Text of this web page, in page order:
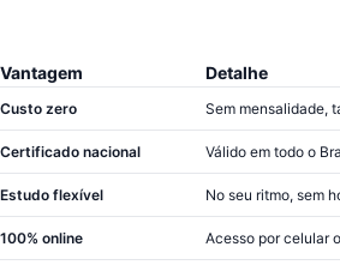
Vantagem Detalhe
Custo zero Sem mensalidade,
Certificado nacional Válido em todo o
Estudo flexível No seu ritmo, sem
100% online Acesso por celular